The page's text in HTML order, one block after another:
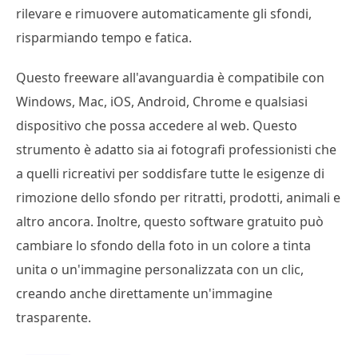
rilevare e rimuovere automaticamente gli sfondi,
risparmiando tempo e fatica.
Questo freeware all'avanguardia è compatibile con
Windows, Mac, iOS, Android, Chrome e qualsiasi
dispositivo che possa accedere al web. Questo
strumento è adatto sia ai fotografi professionisti che
a quelli ricreativi per soddisfare tutte le esigenze di
rimozione dello sfondo per ritratti, prodotti, animali e
altro ancora. Inoltre, questo software gratuito può
cambiare lo sfondo della foto in un colore a tinta
unita o un'immagine personalizzata con un clic,
creando anche direttamente un'immagine
trasparente.